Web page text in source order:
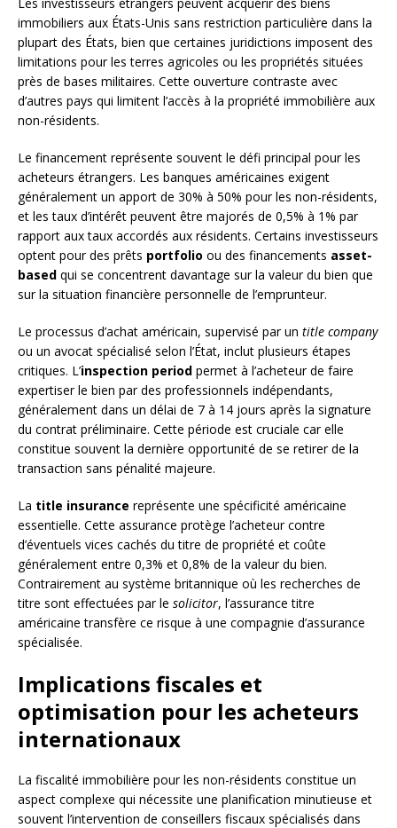
immobiliers aux États-Unis sans restriction particulière dans la
plupart des États, bien que certaines juridictions imposent des
limitations pour les terres agricoles ou les propriétés situées
près de bases militaires. Cette ouverture contraste avec
d’autres pays qui limitent l’accès à la propriété immobilière aux
non-résidents.
Le financement représente souvent le défi principal pour les
acheteurs étrangers. Les banques américaines exigent
généralement un apport de 30% à 50% pour les non-résidents,
et les taux d’intérêt peuvent être majorés de 0,5% à 1% par
rapport aux taux accordés aux résidents. Certains investisseurs
optent pour des prêts portfolio ou des financements asset-
based qui se concentrent davantage sur la valeur du bien que
sur la situation financière personnelle de l’emprunteur.
Le processus d’achat américain, supervisé par un title company
ou un avocat spécialisé selon l’État, inclut plusieurs étapes
critiques. L’inspection period permet à l’acheteur de faire
expertiser le bien par des professionnels indépendants,
généralement dans un délai de 7 à 14 jours après la signature
du contrat préliminaire. Cette période est cruciale car elle
constitue souvent la dernière opportunité de se retirer de la
transaction sans pénalité majeure.
La title insurance représente une spécificité américaine
essentielle. Cette assurance protège l’acheteur contre
d’éventuels vices cachés du titre de propriété et coûte
généralement entre 0,3% et 0,8% de la valeur du bien.
Contrairement au système britannique où les recherches de
titre sont effectuées par le solicitor, l’assurance titre
américaine transfère ce risque à une compagnie d’assurance
spécialisée.
Implications fiscales et
optimisation pour les acheteurs
internationaux
La fiscalité immobilière pour les non-résidents constitue un
aspect complexe qui nécessite une planification minutieuse et
souvent l’intervention de conseillers fiscaux spécialisés dans